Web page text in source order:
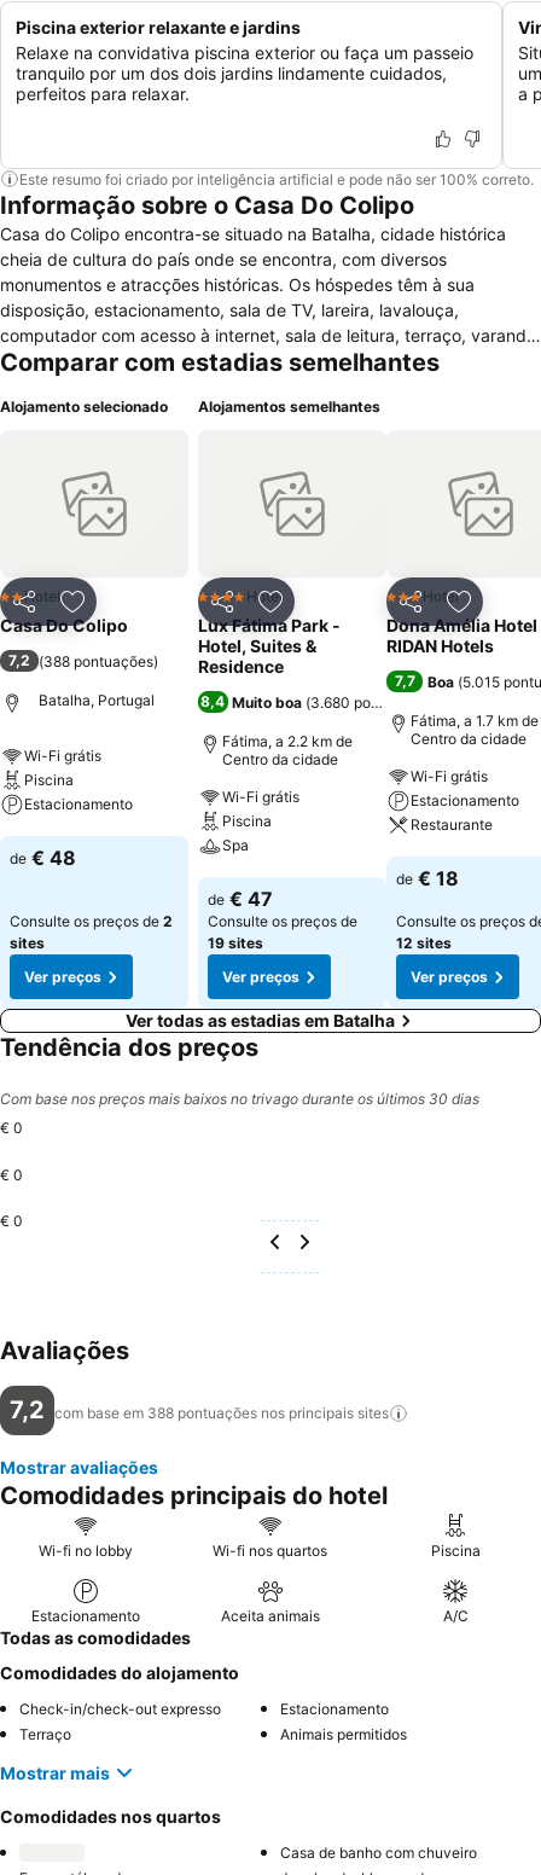
Piscina exterior relaxante e jardins
Relaxe na convidativa piscina exterior ou faça um passeio
tranquilo por um dos dois jardins lindamente cuidados,
perfeitos para relaxar.
a
Este resumo foi criado por inteligência artificial e pode não ser 100% correto.
Informação sobre o Casa Do Colipo
Casa do Colipo encontra-se situado na Batalha, cidade histórica
cheia de cultura do país onde se encontra, com diversos
monumentos e atracções históricas. Os hóspedes têm à sua
disposição, estacionamento, sala de TV, lareira, lavalouça,
computador com acesso à internet, sala de leitura, terraço, varanda,
jardim / parque e ainda é possível aceder à internet via wifi (no
hotel, como piscina exterior e jardim infantil, já nas proximidades
de estimação são permitidos. Os quartos deste alojamento
encontram-se devidamente equipados com aquecedor, televisão
por satélite, aparelhagem, kitchenet, frigorífico, leitor de DVD, mesa
de uma casa de banho privada com banheira / duche.
Comparar com estadias semelhantes
Alojamento selecionado
PartilharAdicionar aos favoritos
2 Estrelas
Hotel
Casa Do Colipo
7,2 (388 pontuações)
Batalha, Portugal
Wi-Fi grátis
Piscina
Estacionamento
Ver preços
de € 48
Consulte os preços de 2
sites
Ver preços
Alojamentos semelhantes
PartilharAdicionar aos favoritos
4 EstrelasHotel
Lux Fátima Park -
Hotel, Suites &
Residence
8,4 Muito boa (3.680 pontuações
Fátima, a 2.2 km de
Centro da cidade
Wi-Fi grátis
Piscina
Spa
Ver preços
de € 47
Consulte os preços de
19 sites
Ver preços
Partilhar
3 Estrelas
Hotel
Dona Amélia Hotel
RIDAN Hotels
7,7 Boa (5.015
Fátima, a 1.7 km de
Centro da cidade
Wi-Fi grátis
Estacionamento
Restaurante
Ver preços
de € 18
Consulte os preços
12 sites
Ver preços
Ver todas as estadias em Batalha
Tendência dos preços
Com base nos preços mais baixos no trivago durante os últimos 30 dias
€ 0
€ 0
€ 0
Avaliações
7,2 com base em 388 pontuações nos principais sites
Mostrar avaliações
Comodidades principais do hotel
Wi-fi no lobby Wi-fi nos quartos Piscina
Estacionamento Aceita animais A/C
Todas as comodidades
Comodidades do alojamento
Check-in/check-out expresso
Estacionamento
Terraço
Animais permitidos
Mostrar mais
Comodidades nos quartos
Casa de banho com chuveiro